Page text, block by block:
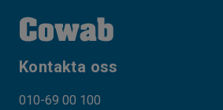
Kontakta oss
010-69 00 100